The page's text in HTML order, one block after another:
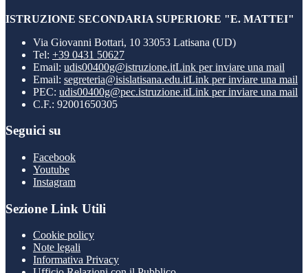
ISTRUZIONE SECONDARIA SUPERIORE "E. MATTEI"
Via Giovanni Bottari, 10 33053 Latisana (UD)
Tel: +39 0431 50627
Email: udis00400g@istruzione.itLink per inviare una mail
Email: segreteria@isislatisana.edu.itLink per inviare una mail
PEC: udis00400g@pec.istruzione.itLink per inviare una mail
C.F.: 92001650305
Seguici su
Facebook
Youtube
Instagram
Sezione Link Utili
Cookie policy
Note legali
Informativa Privacy